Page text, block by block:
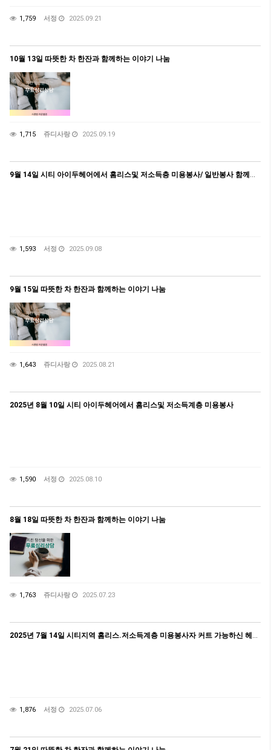
1,759 서정 2025.09.21
10월 13일 따뜻한 차 한잔과 함께하는 이야기 나눔
1,715 쥬디사랑 2025.09.19
1,593 서정 2025.09.08
9월 15일 따뜻한 차 한잔과 함께하는 이야기 나눔
1,643 쥬디사랑 2025.08.21
2025년 8월 10일 시티 아이두헤어에서 홈리스및 저소득계층 미용봉사
1,590 서정 2025.08.10
8월 18일 따뜻한 차 한잔과 함께하는 이야기 나눔
1,763 쥬디사랑 2025.07.23
1,876 서정 2025.07.06